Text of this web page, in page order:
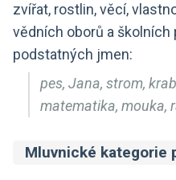
zvířat, rostlin, věcí,
vědních oborů a školních
podstatných jmen:
pes, Jana, strom,
matematika, mouka,
Mluvnické kategorie